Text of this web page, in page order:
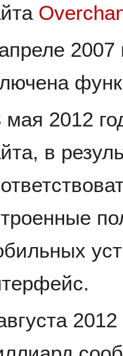
2007
мая 2012
в